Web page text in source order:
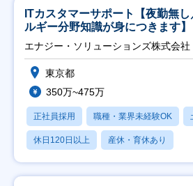
ITカスタマーサポート【夜勤無
ルギー分野知識が身につきます】
エナジー・ソリューションズ株式会社
東京都
350万~475万
正社員採用 職種・業界未経験OK
休日120日以上 産休・育休あり